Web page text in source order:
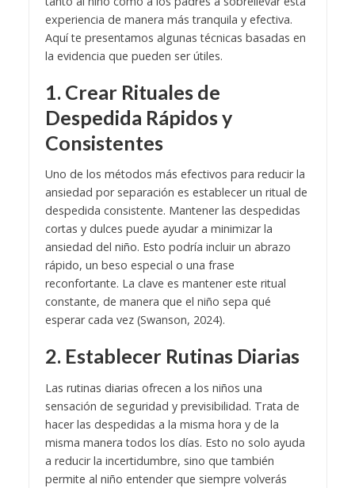
experiencia de manera más tranquila y efectiva.
Aquí te presentamos algunas técnicas basadas en
la evidencia que pueden ser útiles.
1. Crear Rituales de
Despedida Rápidos y
Consistentes
Uno de los métodos más efectivos para reducir la
ansiedad por separación es establecer un ritual de
despedida consistente. Mantener las despedidas
cortas y dulces puede ayudar a minimizar la
ansiedad del niño. Esto podría incluir un abrazo
rápido, un beso especial o una frase
reconfortante. La clave es mantener este ritual
constante, de manera que el niño sepa qué
esperar cada vez (Swanson, 2024).
2. Establecer Rutinas Diarias
Las rutinas diarias ofrecen a los niños una
sensación de seguridad y previsibilidad. Trata de
hacer las despedidas a la misma hora y de la
misma manera todos los días. Esto no solo ayuda
a reducir la incertidumbre, sino que también
permite al niño entender que siempre volverás